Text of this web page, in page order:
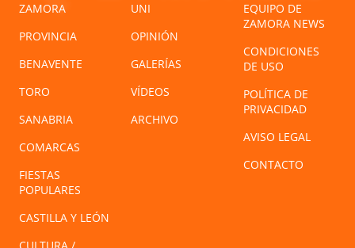
ZAMORA
PROVINCIA
BENAVENTE
TORO
SANABRIA
COMARCAS
FIESTAS
POPULARES
CASTILLA Y LEÓN
UNI
OPINIÓN
GALERÍAS
VÍDEOS
ARCHIVO
EQUIPO DE
ZAMORA NEWS
CONDICIONES
DE USO
POLÍTICA DE
PRIVACIDAD
AVISO LEGAL
CONTACTO